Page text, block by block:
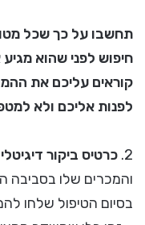
תחשבו על כך שכל
חיפוש לפני שהוא
קוראים עליכם את
לפנות אליכם ולא
2. כרטיס ביקור דיגיטלי
והמכרים שלו בסביבה
בסיום הטיפול שלחו